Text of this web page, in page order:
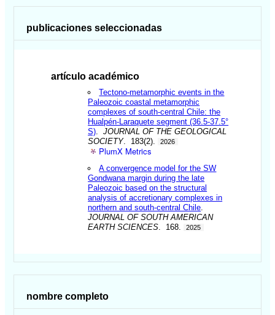
publicaciones seleccionadas
artículo académico
Tectono-metamorphic events in the
Paleozoic coastal metamorphic
complexes of south-central Chile: the
Hualpén-Laraquete segment (36.5-37.5°
S) .JOURNAL OF THE GEOLOGICAL
SOCIETY. 183(2). 2026
PlumX Metrics
A convergence model for the SW
Gondwana margin during the late
Paleozoic based on the structural
analysis of accretionary complexes in
northern and south-central Chile
JOURNAL OF SOUTH AMERICAN
EARTH SCIENCES . 168. 2025
nombre completo